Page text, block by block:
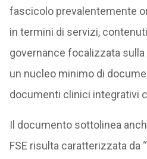
fascicolo prevalentemente
in termini di servizi,
governance focalizzata
un nucleo minimo di
documenti clinici integrativi
Il documento sottolinea
FSE risulta caratterizzata da